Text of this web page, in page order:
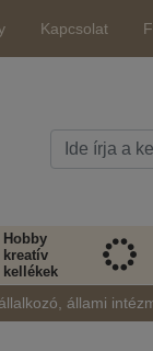
Kapcsolat
Hobby
kreatív
kellékek
állami